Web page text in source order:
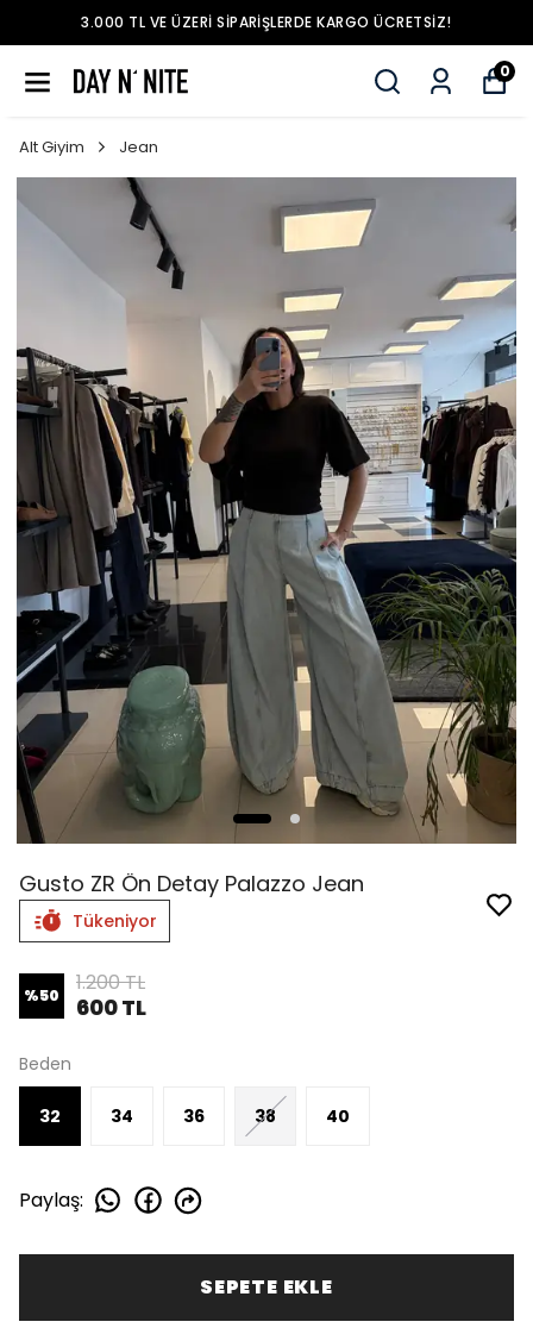
3.000 TL VE ÜZERI SIPARIŞLERDE KARGO ÜCRETSIZ!
0
Alt Giyim Jean
Gusto ZR Ön Detay Palazzo Jean
Tükeniyor
%50 1.200 TL
600 TL
Beden
32 34 36 38 40
Paylaş:
SEPETE EKLE